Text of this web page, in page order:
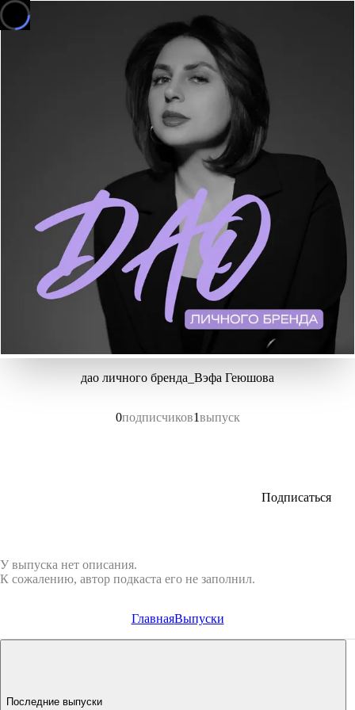
дао личного бренда_Вэфа Геюшова
0подписчиков1выпуск
Подписаться
У выпуска нет описания.
К сожалению, автор подкаста его не заполнил.
ГлавнаяВыпуски
Последние выпуски